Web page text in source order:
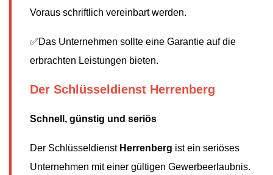
Voraus schriftlich vereinbart werden.
✅Das Unternehmen sollte eine Garantie auf die
erbrachten Leistungen bieten.
Der Schlüsseldienst Herrenberg
Schnell, günstig und seriös
Der Schlüsseldienst Herrenberg ist ein seriöses
Unternehmen mit einer gültigen Gewerbeerlaubnis.